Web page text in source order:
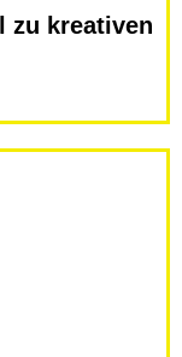
zu kreativen